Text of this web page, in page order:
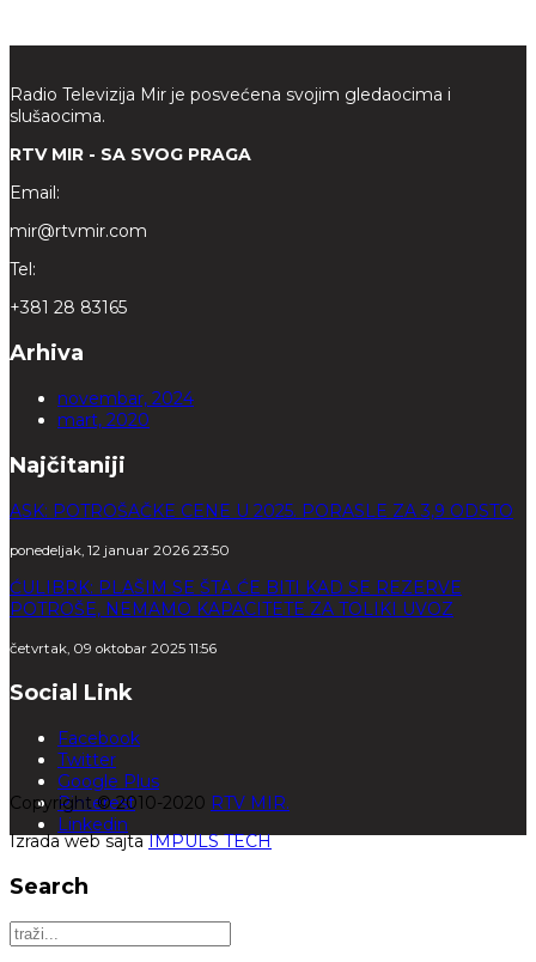
Radio Televizija Mir je posvećena svojim gledaocima i
slušaocima.
RTV MIR - SA SVOG PRAGA
Email:
mir@rtvmir.com
Tel:
+381 28 83165
Arhiva
novembar, 2024
mart, 2020
Najčitaniji
ASK: POTROŠAČKE CENE U 2025. PORASLE ZA 3,9 ODSTO
ponedeljak, 12 januar 2026 23:50
ĆULIBRK: PLAŠIM SE ŠTA ĆE BITI KAD SE REZERVE
POTROŠE, NEMAMO KAPACITETE ZA TOLIKI UVOZ
četvrtak, 09 oktobar 2025 11:56
Social Link
Facebook
Twitter
Google Plus
Pinterest
Linkedin
Copyright © 2010-2020 RTV MIR.
Izrada web sajtaIMPULS TECH
Search